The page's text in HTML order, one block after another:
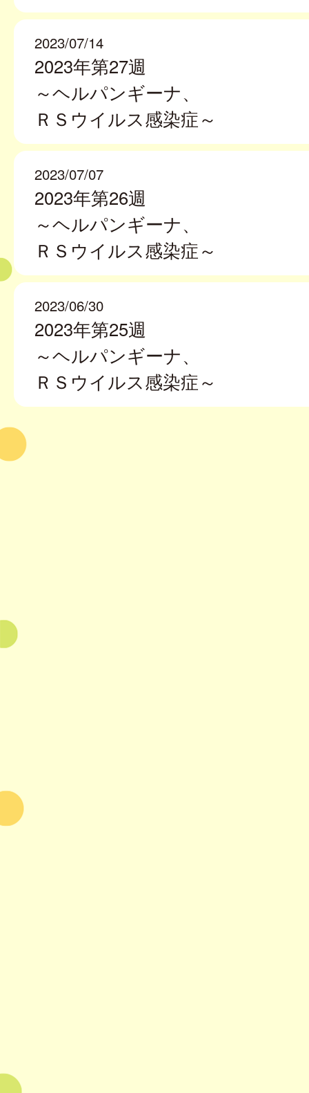
2023/07/14
2023年第27週
～ヘルパンギーナ、
ＲＳウイルス感染症～
2023/07/07
2023年第26週
～ヘルパンギーナ、
ＲＳウイルス感染症～
2023/06/30
2023年第25週
～ヘルパンギーナ、
ＲＳウイルス感染症～